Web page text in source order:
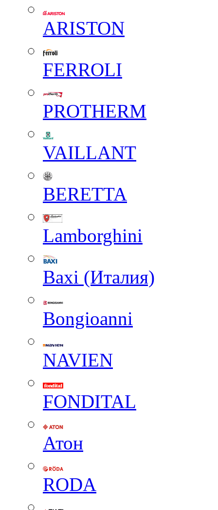
ARISTON
FERROLI
PROTHERM
VAILLANT
BERETTA
Lamborghini
Baxi (Италия)
Вongioanni
NAVIEN
FONDITAL
Атон
RODA